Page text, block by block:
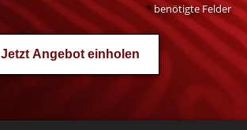
benötigte Felder
Jetzt Angebot einholen